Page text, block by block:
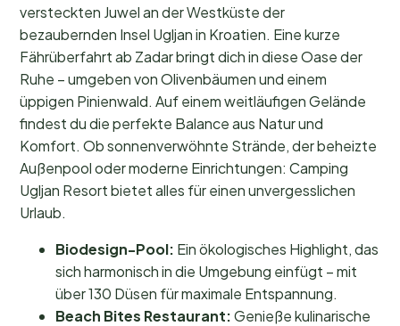
versteckten Juwel an der Westküste der
bezaubernden Insel Ugljan in Kroatien. Eine kurze
Fährüberfahrt ab Zadar bringt dich in diese Oase der
Ruhe – umgeben von Olivenbäumen und einem
üppigen Pinienwald. Auf einem weitläufigen Gelände
findest du die perfekte Balance aus Natur und
Komfort. Ob sonnenverwöhnte Strände, der beheizte
Außenpool oder moderne Einrichtungen: Camping
Ugljan Resort bietet alles für einen unvergesslichen
Urlaub.
Biodesign-Pool: Ein ökologisches Highlight, das
sich harmonisch in die Umgebung einfügt – mit
über 130 Düsen für maximale Entspannung.
Beach Bites Restaurant:Genieße kulinarische